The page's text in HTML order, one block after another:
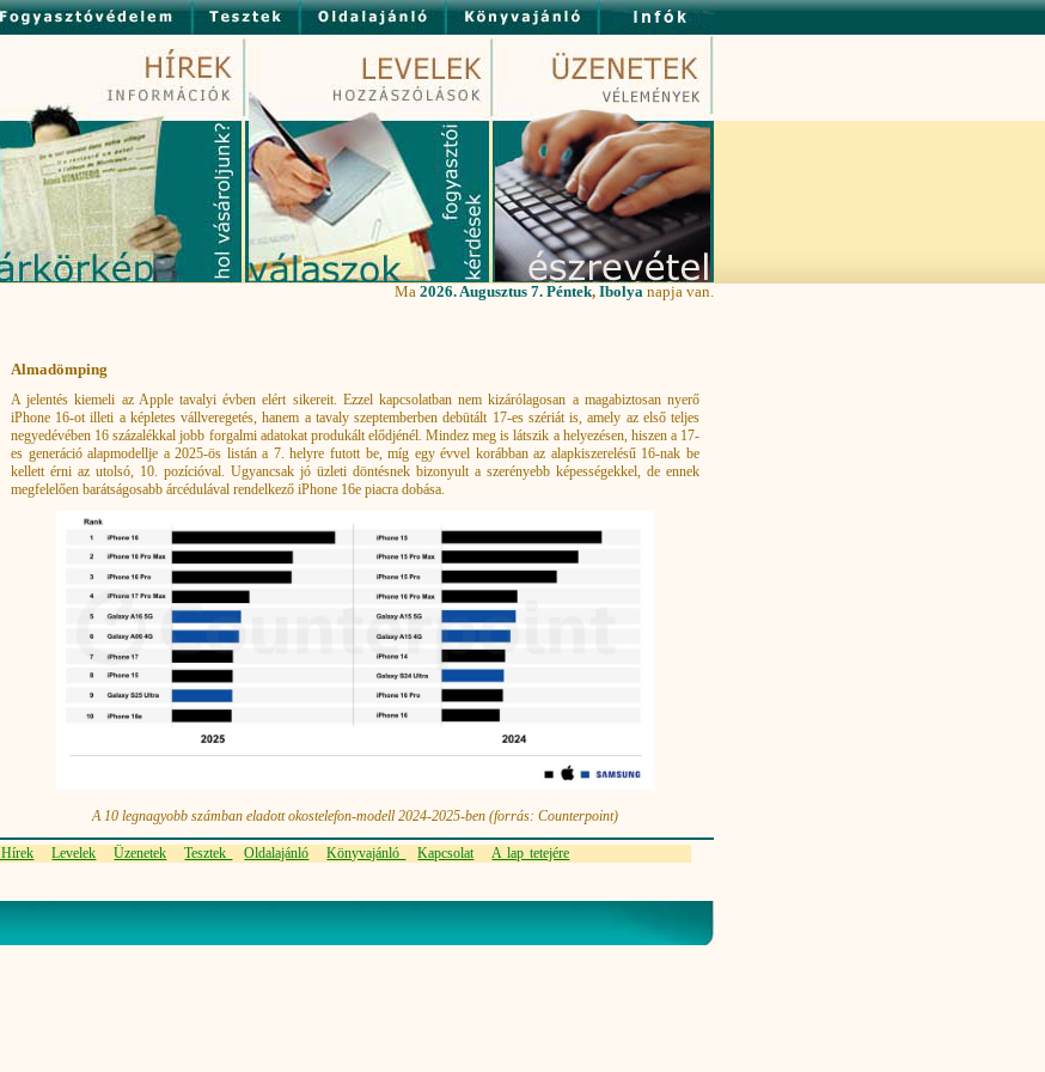
Ma 2026. Augusztus 7. Péntek, Ibolya napja van.
Almadömping
A jelentés kiemeli az Apple tavalyi évben elért sikereit. Ezzel kapcsolatban nem kizárólagosan a magabiztosan nyerő
iPhone 16-ot illeti a képletes vállveregetés, hanem a tavaly szeptemberben debütált 17-es szériát is, amely az első teljes
negyedévében 16 százalékkal jobb forgalmi adatokat produkált elődjénél. Mindez meg is látszik a helyezésen, hiszen a 17-
es generáció alapmodellje a 2025-ös listán a 7. helyre futott be, míg egy évvel korábban az alapkiszerelésű 16-nak be
kellett érni az utolsó, 10. pozícióval. Ugyancsak jó üzleti döntésnek bizonyult a szerényebb képességekkel, de ennek
megfelelően barátságosabb árcédulával rendelkező iPhone 16e piacra dobása.
A 10 legnagyobb számban eladott okostelefon-modell 2024-2025-ben (forrás: Counterpoint)
Hírek Levelek Üzenetek Tesztek Oldalajánló Könyvajánló Kapcsolat A lap tetejére